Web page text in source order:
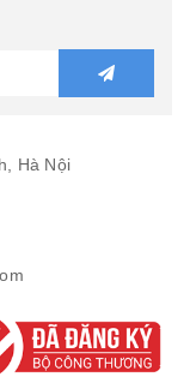
Hà Nội